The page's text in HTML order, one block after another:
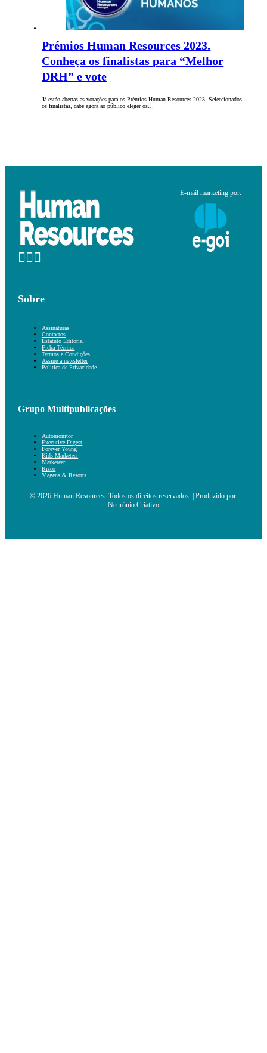
Prémios Human Resources 2023.
Conheça os finalistas para “Melhor
DRH” e vote
Já estão abertas as votações para os Prémios Human Resources 2023. Seleccionados
os finalistas, cabe agora ao público eleger os…
E-mail marketing por:
Sobre
Assinaturas
Contactos
Estatuto Editorial
Ficha Técnica
Termos e Condições
Assine a newsletter
Política de Privacidade
Grupo Multipublicações
Automonitor
Executive Digest
Forever Young
Kids Marketeer
Marketeer
Risco
Viagens & Resorts
© 2026 Human Resources. Todos os direitos reservados. | Produzido por:
Neurónio Criativo